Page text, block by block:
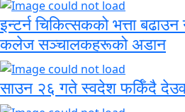
इन्टर्न चिकित्सकको भत्ता
कलेज सञ्चालकहरूको अडान
साउन २६ गते स्वदेश फर्किँदै